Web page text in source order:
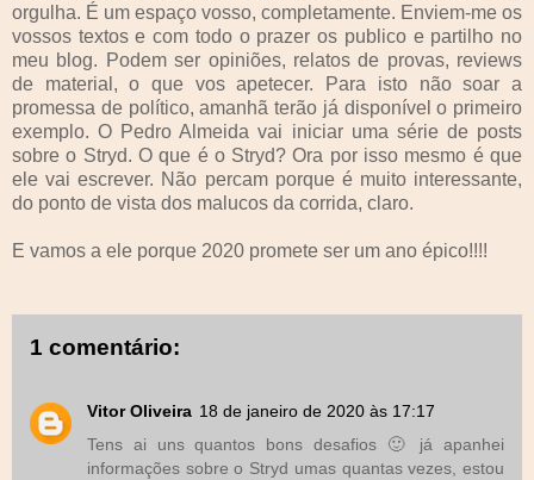
orgulha. É um espaço vosso, completamente. Enviem-me os
vossos textos e com todo o prazer os publico e partilho no
meu blog. Podem ser opiniões, relatos de provas, reviews
de material, o que vos apetecer. Para isto não soar a
promessa de político, amanhã terão já disponível o primeiro
exemplo. O Pedro Almeida vai iniciar uma série de posts
sobre o Stryd. O que é o Stryd? Ora por isso mesmo é que
ele vai escrever. Não percam porque é muito interessante,
do ponto de vista dos malucos da corrida, claro.
E vamos a ele porque 2020 promete ser um ano épico!!!!
1 comentário:
Vitor Oliveira 18 de janeiro de 2020 às 17:17
Tens ai uns quantos bons desafios 🙂 já apanhei
informações sobre o Stryd umas quantas vezes, estou